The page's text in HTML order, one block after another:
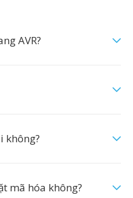
AVR?
không?
mã hóa không?